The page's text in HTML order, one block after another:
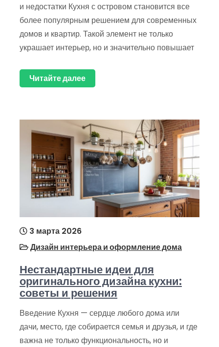
и недостатки Кухня с островом становится все
более популярным решением для современных
домов и квартир. Такой элемент не только
украшает интерьер, но и значительно повышает
Читайте далее
3 марта 2026
Дизайн интерьера и оформление дома
Нестандартные идеи для
оригинального дизайна кухни:
советы и решения
Введение Кухня — сердце любого дома или
дачи, место, где собирается семья и друзья, и где
важна не только функциональность, но и